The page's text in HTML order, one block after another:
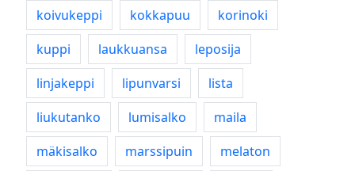
koivukeppi
kokkapuu
korinoki
kuppi
laukkuansa
leposija
linjakeppi
lipunvarsi
lista
liukutanko
lumisalko
maila
mäkisalko
marssipuin
melaton